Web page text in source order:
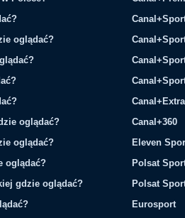
oglądać?
oglądać?
oglądać?
oglądać?
gdzie oglądać?
Canal+Extra
Canal+360
Eleven
Polsat
Polsat
Eurosport